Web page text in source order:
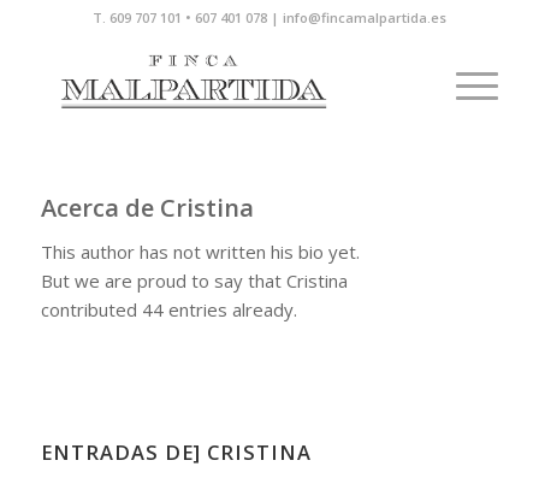
T. 609 707 101 • 607 401 078 | info@fincamalpartida.es
Acerca de Cristina
This author has not written his bio yet.
But we are proud to say that Cristina
contributed 44 entries already.
ENTRADAS DE] CRISTINA